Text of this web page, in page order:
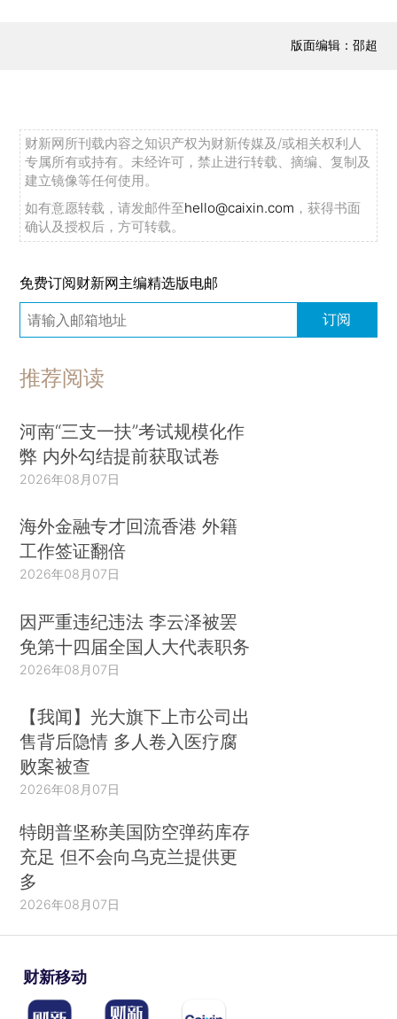
版面编辑：邵超
财新网所刊载内容之知识产权为财新传媒及/或相关权利人
专属所有或持有。未经许可，禁止进行转载、摘编、复制及
建立镜像等任何使用。
如有意愿转载，请发邮件至hello@caixin.com ，获得书面
确认及授权后，方可转载。
免费订阅财新网主编精选版电邮
订阅
推荐阅读
河南“三支一扶”考试规模化作
弊 内外勾结提前获取试卷
2026年08月07日
海外金融专才回流香港 外籍
工作签证翻倍
2026年08月07日
因严重违纪违法 李云泽被罢
免第十四届全国人大代表职务
2026年08月07日
【我闻】光大旗下上市公司出
售背后隐情 多人卷入医疗腐
败案被查
2026年08月07日
特朗普坚称美国防空弹药库存
充足 但不会向乌克兰提供更
多
2026年08月07日
财新移动